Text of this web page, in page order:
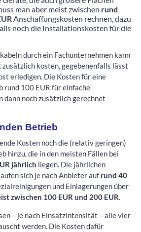
man aber meist zwischen rund
Anschaffungskosten rechnen, dazu
noch die Installationskosten für die
durch ein Fachunternehmen kann
zusätzlich kosten, gegebenenfalls lässt
erledigen. Die Kosten für eine
rund 100 EUR für einfache
dann noch zusätzlich gerechnet
Betrieb
Kosten noch die (relativ geringen)
hinzu, die in den meisten Fällen bei
jährlich liegen. Die jährlichen
sich je nach Anbieter auf rund 40
und Einlagerungen über
zwischen 100 EUR und 200 EUR.
– je nach Einsatzintensität – alle vier
werden. Die Kosten dafür